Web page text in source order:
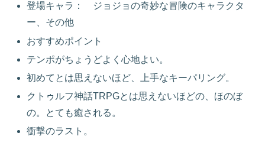
登場キャラ： ジョジョの奇妙な冒険のキャラクタ
ー、その他
おすすめポイント
テンポがちょうどよく心地よい。
初めてとは思えないほど、上手なキーパリング。
クトゥルフ神話TRPGとは思えないほどの、ほのぼ
の。とても癒される。
衝撃のラスト。